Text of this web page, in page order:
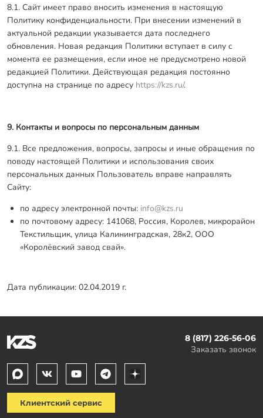
8.1. Сайт имеет право вносить изменения в настоящую
Политику конфиденциальности. При внесении изменений в
актуальной редакции указывается дата последнего
обновления. Новая редакция Политики вступает в силу с
момента ее размещения, если иное не предусмотрено новой
редакцией Политики. Действующая редакция постоянно
доступна на странице по адресу https://kzs.ru/.
9. Контакты и вопросы по персональным данным
9.1. Все предложения, вопросы, запросы и иные обращения по
поводу настоящей Политики и использования своих
персональных данных Пользователь вправе направлять
Сайту:
по адресу электронной почты: info@kzs.ru
по почтовому адресу: 141068, Россия, Королев, микрорайон
Текстильщик, улица Калининградская, 28к2, ООО
«Королёвский завод свай».
Дата публикации: 02.04.2019 г.
8 (817) 226-56-06
Заказать звонок
Клиентский сервис